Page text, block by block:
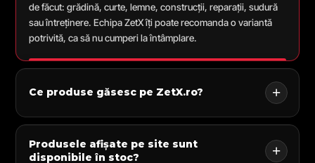
de făcut: grădină, curte, lemne, construcții, reparații, sudură
sau întreținere. Echipa ZetX îți poate recomanda o variantă
potrivită, ca să nu cumperi la întâmplare.
Ce produse găsesc pe ZetX.ro?
Produsele afișate pe site sunt
disponibile în stoc?